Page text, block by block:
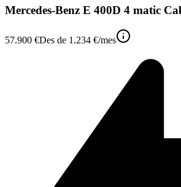
Mercedes-Benz E 400D 4 matic
57.900 €Des de 1.234 €/mes